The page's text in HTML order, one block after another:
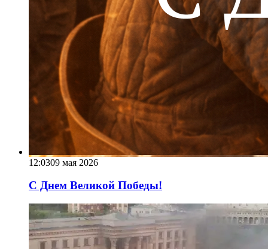
12:0309 мая 2026
С Днем Великой Победы!